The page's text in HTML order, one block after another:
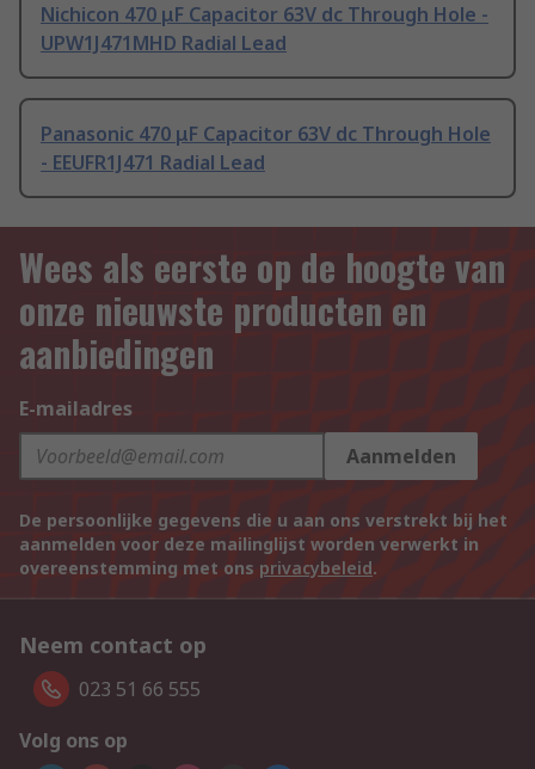
Nichicon 470 μF Capacitor 63V dc Through Hole -
UPW1J471MHD Radial Lead
Panasonic 470 μF Capacitor 63V dc Through Hole
- EEUFR1J471 Radial Lead
Wees als eerste op de hoogte van
onze nieuwste producten en
aanbiedingen
E-mailadres
Aanmelden
De persoonlijke gegevens die u aan ons verstrekt bij het
aanmelden voor deze mailinglijst worden verwerkt in
overeenstemming met ons privacybeleid.
Neem contact op
023 51 66 555
Volg ons op